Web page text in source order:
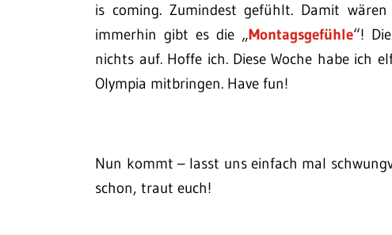
is coming. Zumindest gefühlt. Damit
immerhin gibt es die „Montagsgefühle“!
nichts auf. Hoffe ich. Diese Woche habe ich
Olympia mitbringen. Have fun!
Nun kommt – lasst uns einfach mal
schon, traut euch!